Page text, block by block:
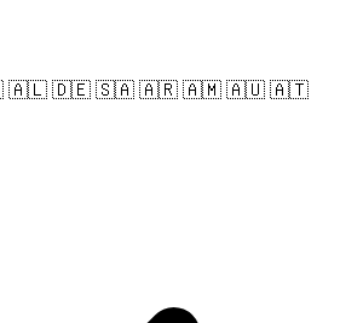
🇦🇱 🇩🇪 🇸🇦 🇦🇷 🇦🇲 🇦🇺 🇦🇹